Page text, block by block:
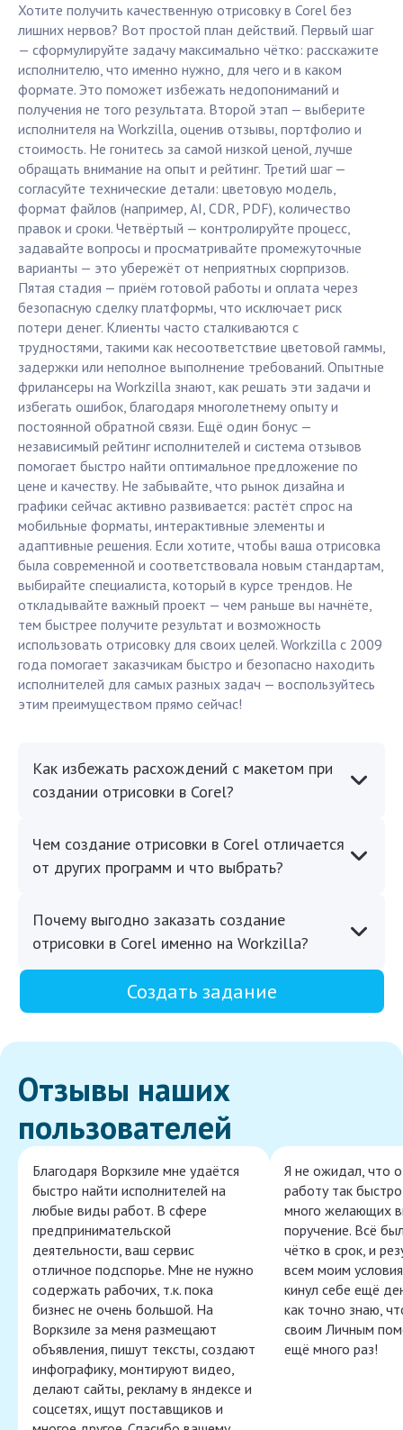
Хотите получить качественную отрисовку в Corel без
лишних нервов? Вот простой план действий. Первый шаг
— сформулируйте задачу максимально чётко: расскажите
исполнителю, что именно нужно, для чего и в каком
формате. Это поможет избежать недопониманий и
получения не того результата. Второй этап — выберите
исполнителя на Workzilla, оценив отзывы, портфолио и
стоимость. Не гонитесь за самой низкой ценой, лучше
обращать внимание на опыт и рейтинг. Третий шаг —
согласуйте технические детали: цветовую модель,
формат файлов (например, AI, CDR, PDF), количество
правок и сроки. Четвёртый — контролируйте процесс,
задавайте вопросы и просматривайте промежуточные
варианты — это убережёт от неприятных сюрпризов.
Пятая стадия — приём готовой работы и оплата через
безопасную сделку платформы, что исключает риск
потери денег. Клиенты часто сталкиваются с
трудностями, такими как несоответствие цветовой гаммы,
задержки или неполное выполнение требований. Опытные
фрилансеры на Workzilla знают, как решать эти задачи и
избегать ошибок, благодаря многолетнему опыту и
постоянной обратной связи. Ещё один бонус —
независимый рейтинг исполнителей и система отзывов
помогает быстро найти оптимальное предложение по
цене и качеству. Не забывайте, что рынок дизайна и
графики сейчас активно развивается: растёт спрос на
мобильные форматы, интерактивные элементы и
адаптивные решения. Если хотите, чтобы ваша отрисовка
была современной и соответствовала новым стандартам,
выбирайте специалиста, который в курсе трендов. Не
откладывайте важный проект — чем раньше вы начнёте,
тем быстрее получите результат и возможность
использовать отрисовку для своих целей. Workzilla с 2009
года помогает заказчикам быстро и безопасно находить
исполнителей для самых разных задач — воспользуйтесь
этим преимуществом прямо сейчас!
Как избежать расхождений с макетом при
создании отрисовки в Corel?
Чем создание отрисовки в Corel отличается
от других программ и что выбрать?
Почему выгодно заказать создание
отрисовки в Corel именно на Workzilla?
Создать задание
Отзывы наших
пользователей
Благодаря Воркзиле мне удаётся
быстро найти исполнителей на
любые виды работ. В сфере
предпринимательской
деятельности, ваш сервис
отличное подспорье. Мне не нужно
содержать рабочих, т.к. пока
бизнес не очень большой. На
Воркзиле за меня размещают
объявления, пишут тексты, создают
инфографику, монтируют видео,
делают сайты, рекламу в яндексе и
соцсетях, ищут поставщиков и
Я не ожидал, что
работу так
много желающих
поручение. Всё
чётко в срок, и
всем моим
кинул себе ещё
как точно знаю,
своим Личным
ещё много раз!